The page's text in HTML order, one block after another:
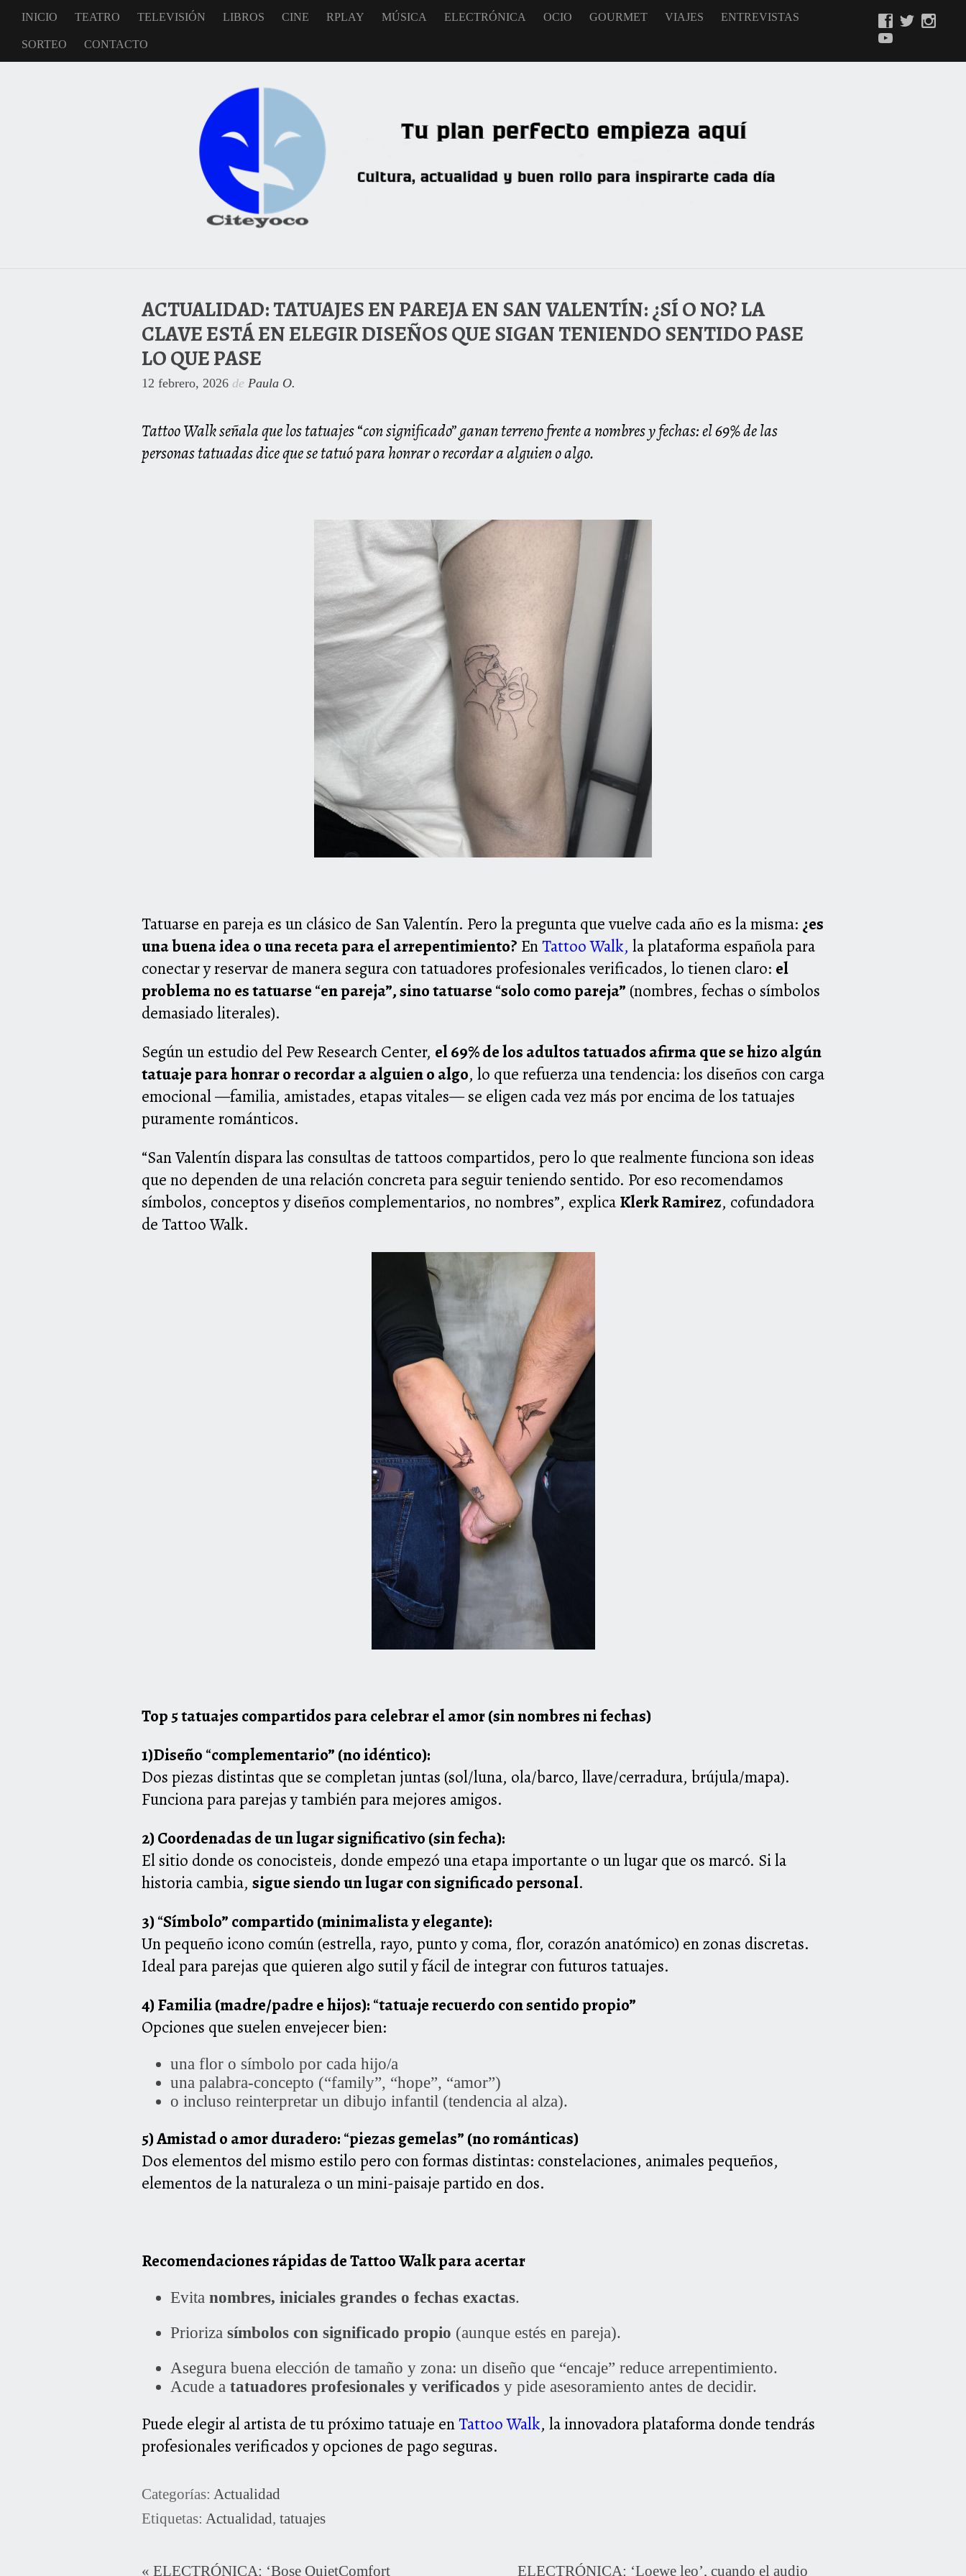
INICIO TEATRO TELEVISIÓN LIBROS CINE RPLAY MÚSICA ELECTRÓNICA OCIO GOURMET VIAJES ENTREVISTAS
SORTEO CONTACTO
ACTUALIDAD: TATUAJES EN PAREJA EN SAN VALENTÍN: ¿SÍ O NO? LA
CLAVE ESTÁ EN ELEGIR DISEÑOS QUE SIGAN TENIENDO SENTIDO PASE
LO QUE PASE
12 febrero, 2026 de Paula O.
Tattoo Walk señala que los tatuajes“con significado” ganan terreno frente a nombres y fechas: el 69% de las
personas tatuadas dice que se tatuó para honrar o recordar a alguien o algo.
Tatuarse en pareja es un clásico de San Valentín. Pero la pregunta que vuelve cada año es la misma: ¿es
una buena idea o una receta para el arrepentimiento? EnTattoo Walk, la plataforma española para
conectar y reservar de manera segura con tatuadores profesionales verificados, lo tienen claro: el
problema no es tatuarse“en pareja”, sino tatuarse“solo como pareja” (nombres, fechas o símbolos
demasiado literales).
Según un estudio del Pew Research Center, el 69% de los adultos tatuados afirma que se hizo algún
tatuaje para honrar o recordar a alguien o algo, lo que refuerza una tendencia: los diseños con carga
emocional —familia, amistades, etapas vitales— se eligen cada vez más por encima de los tatuajes
puramente románticos.
“San Valentín dispara las consultas de tattoos compartidos, pero lo que realmente funciona son ideas
que no dependen de una relación concreta para seguir teniendo sentido. Por eso recomendamos
símbolos, conceptos y diseños complementarios, no nombres”, explicaKlerk Ramirez, cofundadora
de Tattoo Walk.
Top 5 tatuajes compartidos para celebrar el amor (sin nombres ni fechas)
1)Diseño“complementario” (no idéntico):
Dos piezas distintas que se completan juntas (sol/luna, ola/barco, llave/cerradura, brújula/mapa).
Funciona para parejas y también para mejores amigos.
2) Coordenadas de un lugar significativo (sin fecha):
El sitio donde os conocisteis, donde empezó una etapa importante o un lugar que os marcó. Si la
historia cambia, sigue siendo un lugar con significado personal.
3)“Símbolo” compartido (minimalista y elegante):
Un pequeño icono común (estrella, rayo, punto y coma, flor, corazón anatómico) en zonas discretas.
Ideal para parejas que quieren algo sutil y fácil de integrar con futuros tatuajes.
4) Familia (madre/padre e hijos):“tatuaje recuerdo con sentido propio”
Opciones que suelen envejecer bien:
una flor o símbolo por cada hijo/a
una palabra-concepto (“family”, “hope”, “amor”)
o incluso reinterpretar un dibujo infantil (tendencia al alza).
5) Amistad o amor duradero:“piezas gemelas” (no románticas)
Dos elementos del mismo estilo pero con formas distintas: constelaciones, animales pequeños,
elementos de la naturaleza o un mini-paisaje partido en dos.
Recomendaciones rápidas de Tattoo Walk para acertar
Evita nombres, iniciales grandes o fechas exactas.
Prioriza símbolos con significado propio (aunque estés en pareja).
Asegura buena elección de tamaño y zona: un diseño que “encaje” reduce arrepentimiento.
Acude a tatuadores profesionales y verificados y pide asesoramiento antes de decidir.
Puede elegir al artista de tu próximo tatuaje enTattoo Walk, la innovadora plataforma donde tendrás
profesionales verificados y opciones de pago seguras.
Categorías: Actualidad
Etiquetas: Actualidad, tatuajes
« ELECTRÓNICA: ‘Bose QuietComfort ELECTRÓNICA: ‘Loewe leo’, cuando el audio